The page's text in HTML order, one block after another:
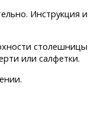
Инструкция и
столешницы
или салфетки.